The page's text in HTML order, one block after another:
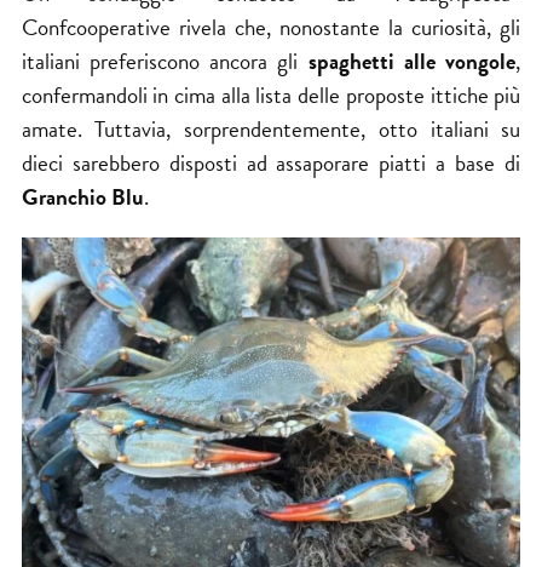
Confcooperative rivela che, nonostante la curiosità, gli
italiani preferiscono ancora gli spaghetti alle vongole,
confermandoli in cima alla lista delle proposte ittiche più
amate. Tuttavia, sorprendentemente, otto italiani su
dieci sarebbero disposti ad assaporare piatti a base di
Granchio Blu.